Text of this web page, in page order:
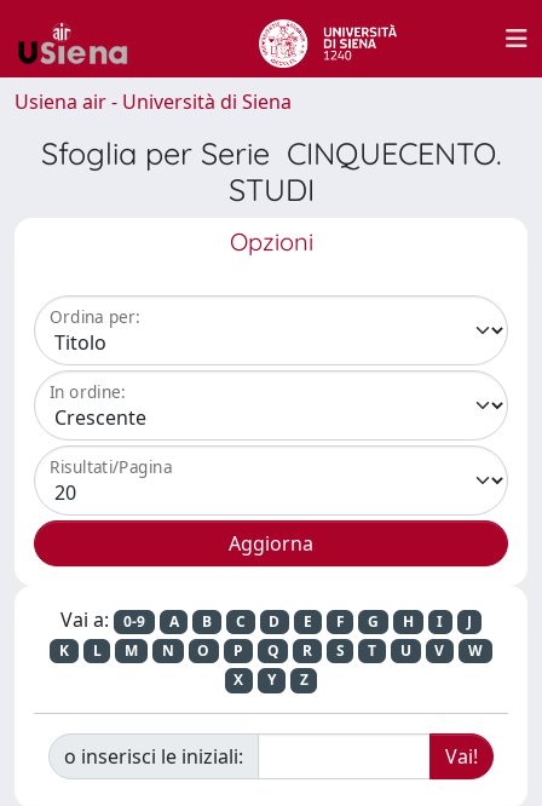
Usiena air - Università di Siena
Sfoglia per Serie CINQUECENTO.
STUDI
Opzioni
Ordina per:
In ordine:
Risultati/Pagina
Vai a: 0-9 A B C D E F G H I
J
K
L M N O P Q R S T U V
W
X
Y Z
o inserisci le iniziali: